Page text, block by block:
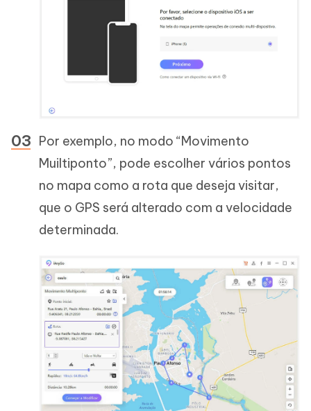
Por exemplo, no modo “Movimento
Muiltiponto”, pode escolher vários pontos
no mapa como a rota que deseja visitar,
que o GPS será alterado com a velocidade
determinada.